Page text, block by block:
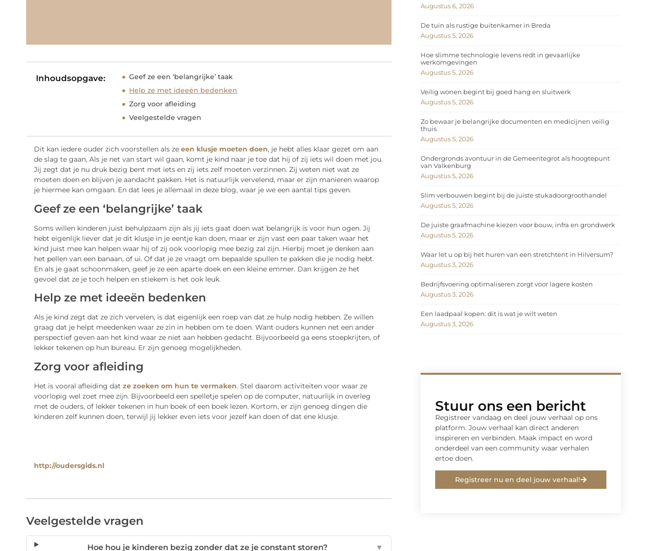
Inhoudsopgave:
Geef ze een ‘belangrijke’ taak
Help ze met ideeën bedenken
Zorg voor afleiding
Veelgestelde vragen
Dit kan iedere ouder zich voorstellen als ze een klusje moeten doen, je hebt alles klaar gezet om aan
de slag te gaan, Als je net van start wil gaan, komt je kind naar je toe dat hij of zij iets wil doen met jou.
Jij zegt dat je nu druk bezig bent met iets en zij iets zelf moeten verzinnen. Zij weten niet wat ze
moeten doen en blijven je aandacht pakken. Het is natuurlijk vervelend, maar er zijn manieren waarop
je hiermee kan omgaan. En dat lees je allemaal in deze blog, waar je we een aantal tips geven.
Geef ze een ‘belangrijke’ taak
Soms willen kinderen juist behulpzaam zijn als jij iets gaat doen wat belangrijk is voor hun ogen. Jij
hebt eigenlijk liever dat je dit klusje in je eentje kan doen, maar er zijn vast een paar taken waar het
kind juist mee kan helpen waar hij of zij ook voorlopig mee bezig zal zijn. Hierbij moet je denken aan
het pellen van een banaan, of ui. Of dat je ze vraagt om bepaalde spullen te pakken die je nodig hebt.
En als je gaat schoonmaken, geef je ze een aparte doek en een kleine emmer. Dan krijgen ze het
gevoel dat ze je toch helpen en stiekem is het ook leuk.
Help ze met ideeën bedenken
Als je kind zegt dat ze zich vervelen, is dat eigenlijk een roep van dat ze hulp nodig hebben. Ze willen
graag dat je helpt meedenken waar ze zin in hebben om te doen. Want ouders kunnen net een ander
perspectief geven aan het kind waar ze niet aan hebben gedacht. Bijvoorbeeld ga eens stoepkrijten, of
lekker tekenen op hun bureau. Er zijn genoeg mogelijkheden.
Zorg voor afleiding
Het is vooral afleiding dat ze zoeken om hun te vermaken. Stel daarom activiteiten voor waar ze
voorlopig wel zoet mee zijn. Bijvoorbeeld een spelletje spelen op de computer, natuurlijk in overleg
met de ouders, of lekker tekenen in hun boek of een boek lezen. Kortom, er zijn genoeg dingen die
kinderen zelf kunnen doen, terwijl jij lekker even iets voor jezelf kan doen of dat ene klusje.
http://oudersgids.nl
Veelgestelde vragen
Hoe hou je kinderen bezig zonder dat ze je constant storen? ▼
Augustus 6, 2026
De tuin als rustige buitenkamer in Breda
Augustus 5, 2026
Hoe slimme technologie levens redt in gevaarlijke
werkomgevingen
Augustus 5, 2026
Veilig wonen begint bij goed hang en sluitwerk
Augustus 5, 2026
Zo bewaar je belangrijke documenten en medicijnen veilig
thuis
Augustus 5, 2026
Ondergronds avontuur in de Gemeentegrot als hoogtepunt
van Valkenburg
Augustus 5, 2026
Slim verbouwen begint bij de juiste stukadoorgroothandel
Augustus 5, 2026
De juiste graafmachine kiezen voor bouw, infra en grondwerk
Augustus 5, 2026
Waar let u op bij het huren van een stretchtent in Hilversum?
Augustus 3, 2026
Bedrijfsvoering optimaliseren zorgt voor lagere kosten
Augustus 3, 2026
Een laadpaal kopen: dit is wat je wilt weten
Augustus 3, 2026
Stuur ons een bericht
Registreer vandaag en deel jouw verhaal op ons
platform. Jouw verhaal kan direct anderen
inspireren en verbinden. Maak impact en word
onderdeel van een community waar verhalen
ertoe doen.
Registreer nu en deel jouw verhaal!